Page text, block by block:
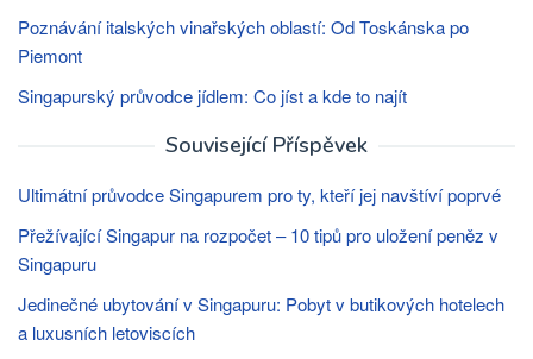
Poznávání italských vinařských oblastí: Od Toskánska po
Piemont
Singapurský průvodce jídlem: Co jíst a kde to najít
Související Příspěvek
Ultimátní průvodce Singapurem pro ty, kteří jej navštíví poprvé
Přežívající Singapur na rozpočet – 10 tipů pro uložení peněz v
Singapuru
Jedinečné ubytování v Singapuru: Pobyt v butikových hotelech
a luxusních letoviscích